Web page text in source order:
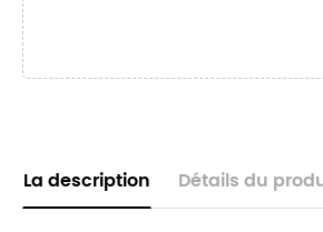
La description Détails du